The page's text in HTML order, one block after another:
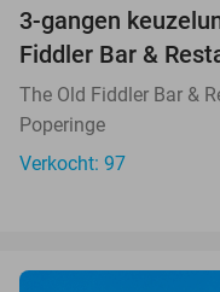
3-gangen
Fiddler Bar &
The Old Fiddler Bar &
Poperinge
Verkocht: 97